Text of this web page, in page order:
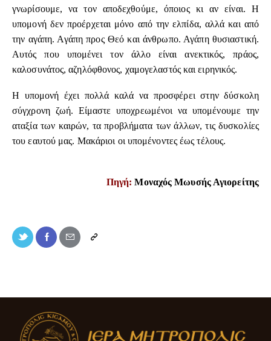
γνωρίσουμε, να τον αποδεχθούμε, όποιος κι αν είναι. Η
υπομονή δεν προέρχεται μόνο από την ελπίδα, αλλά και από
την αγάπη. Αγάπη προς Θεό και άνθρωπο. Αγάπη θυσιαστική.
Αυτός που υπομένει τον άλλο είναι ανεκτικός, πράος,
καλοσυνάτος, αζηλόφθονος, χαμογελαστός και ειρηνικός.
Η υπομονή έχει πολλά καλά να προσφέρει στην δύσκολη
σύγχρονη ζωή. Είμαστε υποχρεωμένοι να υπομένουμε την
αταξία των καιρών, τα προβλήματα των άλλων, τις δυσκολίες
του εαυτού μας. Μακάριοι οι υπομένοντες έως τέλους.
Πηγή: Μοναχός Μωυσής Αγιορείτης